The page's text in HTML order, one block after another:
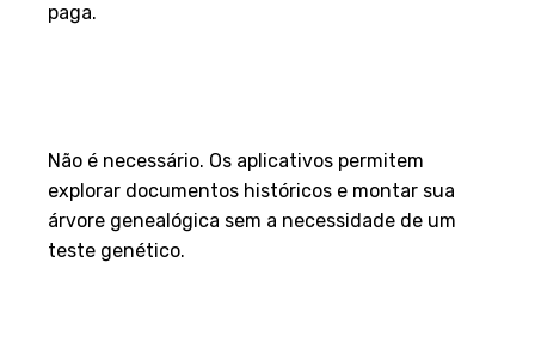
paga.
Não é necessário. Os aplicativos permitem
explorar documentos históricos e montar sua
árvore genealógica sem a necessidade de um
teste genético.